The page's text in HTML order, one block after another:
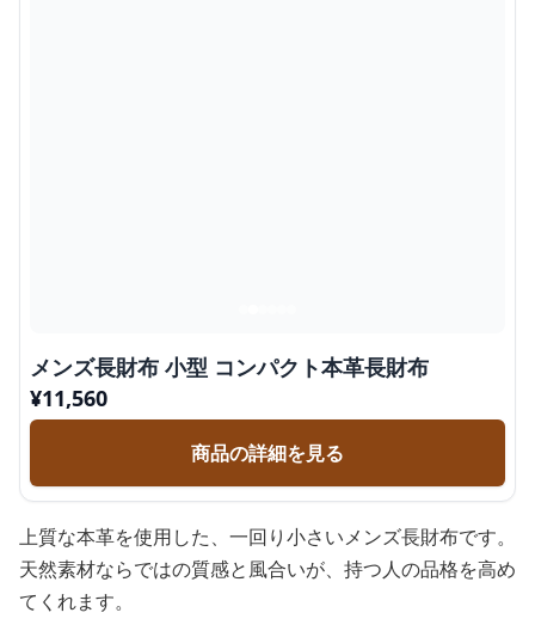
メンズ長財布 小型 コンパクト本革長財布
¥11,560
商品の詳細を見る
上質な本革を使用した、一回り小さいメンズ長財布です。
天然素材ならではの質感と風合いが、持つ人の品格を高め
てくれます。